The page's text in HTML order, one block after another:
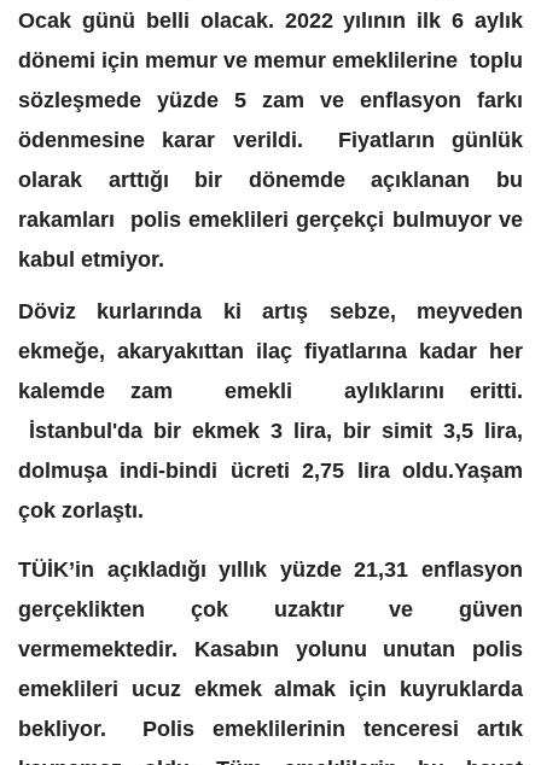
Ocak günü belli olacak. 2022 yılının ilk 6 aylık
dönemi için memur ve memur emeklilerine toplu
sözleşmede yüzde 5 zam ve enflasyon farkı
ödenmesine karar verildi. Fiyatların günlük
olarak arttığı bir dönemde açıklanan bu
rakamları polis emeklileri gerçekçi bulmuyor ve
kabul etmiyor.
Döviz kurlarında ki artış sebze, meyveden
ekmeğe, akaryakıttan ilaç fiyatlarına kadar her
kalemde zam emekli aylıklarını eritti.
İstanbul'da bir ekmek 3 lira, bir simit 3,5 lira,
dolmuşa indi-bindi ücreti 2,75 lira oldu.Yaşam
çok zorlaştı.
TÜİK’in açıkladığı yıllık yüzde 21,31 enflasyon
gerçeklikten çok uzaktır ve güven
vermemektedir. Kasabın yolunu unutan polis
emeklileri ucuz ekmek almak için kuyruklarda
bekliyor. Polis emeklilerinin tenceresi artık